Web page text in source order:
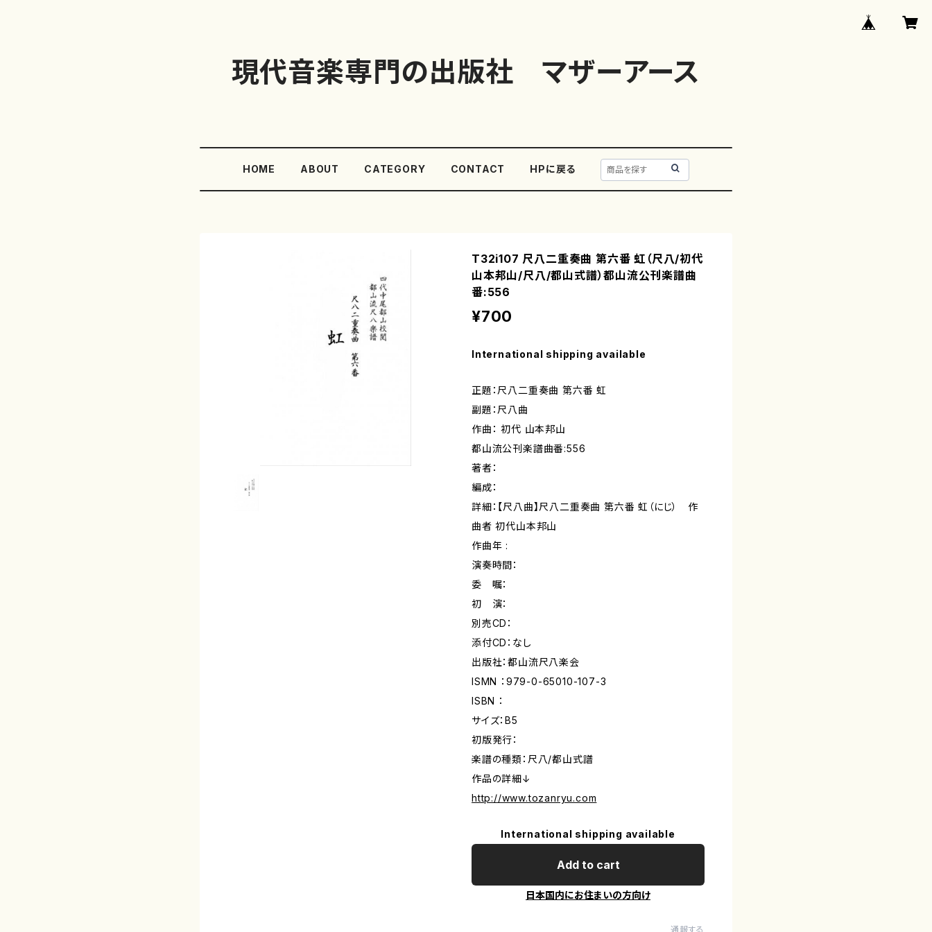
現代音楽専門の出版社 マザーアース
HOME ABOUT CATEGORY CONTACT HPに戻る
T32i107 尺八二重奏曲 第六番 虹（尺八/初代
山本邦山/尺八/都山式譜）都山流公刊楽譜曲
番:556
¥700
International shipping available
正題：尺八二重奏曲 第六番 虹
副題：尺八曲
作曲： 初代 山本邦山
都山流公刊楽譜曲番:556
著者：
編成：
詳細：【尺八曲】尺八二重奏曲 第六番 虹（にじ） 作
曲者 初代山本邦山
作曲年 :
演奏時間：
委 嘱：
初 演：
別売CD：
添付CD：なし
出版社：都山流尺八楽会
ISMN ：979-0-65010-107-3
ISBN ：
サイズ：B5
初版発行：
楽譜の種類：尺八/都山式譜
作品の詳細↓
http://www.tozanryu.com
International shipping available
Add to cart
日本国内にお住まいの方向け
通報する